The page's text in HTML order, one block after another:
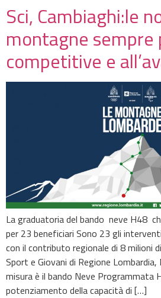
Sci, Cambiaghi:le
montagne sempre
competitive e
La graduatoria del bando neve H48
per 23 beneficiari Sono 23 gli
con il contributo regionale di 8 milioni
Sport e Giovani di Regione Lombardia,
misura è il bando Neve Programmata
potenziamento della capacità di […]